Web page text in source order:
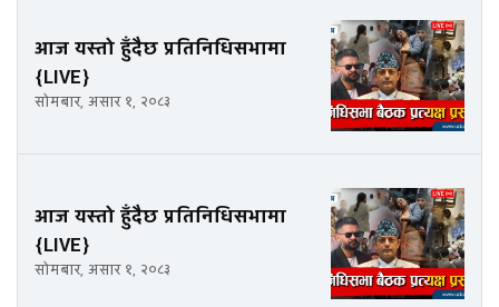
आज यस्तो हुँदैछ प्रतिनिधिसभामा
{LIVE}
सोमबार, असार १, २०८३
आज यस्तो हुँदैछ प्रतिनिधिसभामा
{LIVE}
सोमबार, असार १, २०८३